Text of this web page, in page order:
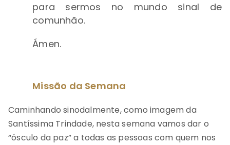
para sermos no mundo sinal de
comunhão.
Ámen.
Missão da Semana
Caminhando sinodalmente, como imagem da
Santíssima Trindade, nesta semana vamos dar o
“ósculo da paz” a todas as pessoas com quem nos